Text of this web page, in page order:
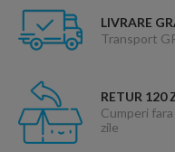
LIVRARE
Transport
RETUR 120
Cumperi
zile